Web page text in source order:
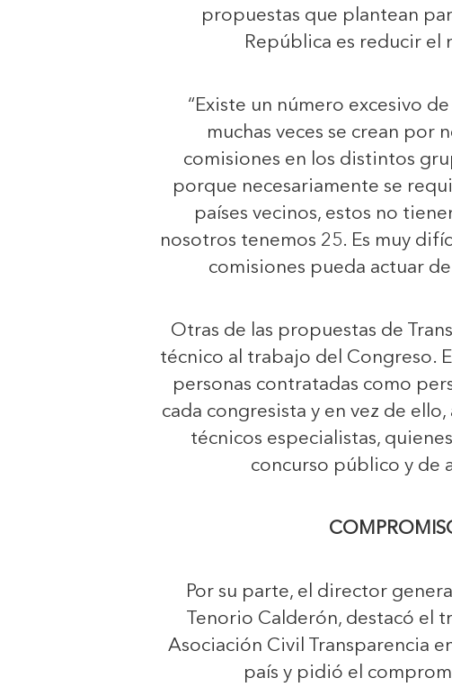
propuestas que plantean
República es reducir el
“Existe un número excesivo
muchas veces se crean por
comisiones en los distintos
porque necesariamente se
países vecinos, estos no
nosotros tenemos 25. Es muy
comisiones pueda actuar
Otras de las propuestas de
técnico al trabajo del Congreso.
personas contratadas como
cada congresista y en vez de
técnicos especialistas,
concurso público y de
Por su parte, el director
Tenorio Calderón, destacó el
Asociación Civil Transparencia
país y pidió el